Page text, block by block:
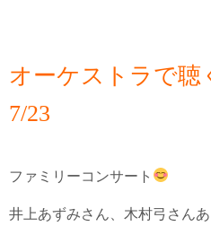
オーケストラで
7/23
ファミリーコンサート
井上あずみさん、木村弓さん